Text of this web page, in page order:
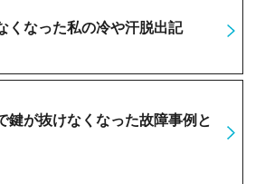
くなった私の冷や汗脱出記
鍵が抜けなくなった故障事例と